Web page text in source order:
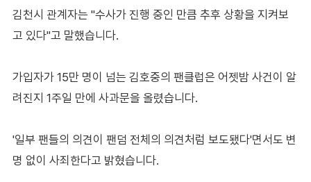
김천시 관계자는 "수사가 진행 중인 만큼 추후 상황을 지켜보
고 있다"고 말했습니다.
가입자가 15만 명이 넘는 김호중의 팬클럽은 어젯밤 사건이 알
려진지 1주일 만에 사과문을 올렸습니다.
'일부 팬들의 의견이 팬덤 전체의 의견처럼 보도됐다'면서도 변
명 없이 사죄한다고 밝혔습니다.